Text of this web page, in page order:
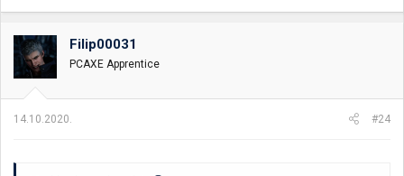
Filip00031
PCAXE Apprentice
14.10.2020. #24